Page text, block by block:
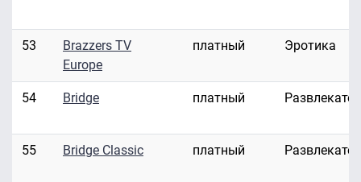
53
Brazzers TV
Europe
платный Эротика
54 Bridge платный
55 Bridge Classic платный